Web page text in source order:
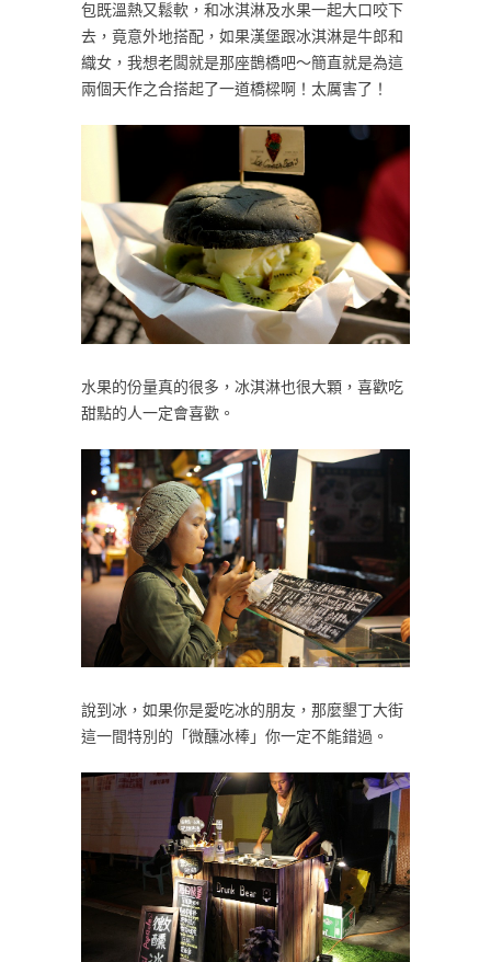
包既溫熱又鬆軟，和冰淇淋及水果一起大口咬下
去，竟意外地搭配，如果漢堡跟冰淇淋是牛郎和
織女，我想老闆就是那座鵲橋吧～簡直就是為這
兩個天作之合搭起了一道橋樑啊！太厲害了！
水果的份量真的很多，冰淇淋也很大顆，喜歡吃
甜點的人一定會喜歡。
說到冰，如果你是愛吃冰的朋友，那麼墾丁大街
這一間特別的「微醺冰棒」你一定不能錯過。